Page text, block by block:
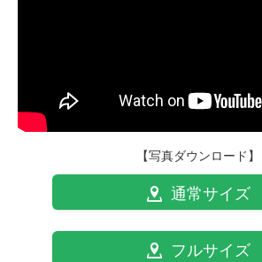
【写真ダウンロード】
通常サイズ
フルサイズ